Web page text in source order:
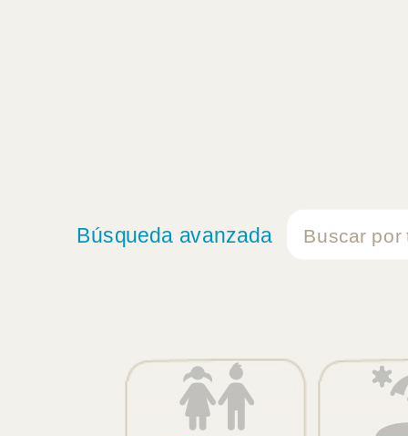
Búsqueda avanzada